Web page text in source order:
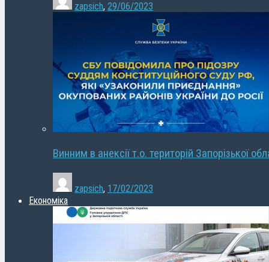
zapsich, 29/06/2023
Винним в анексії т.о. територій Запорізької
zapsich, 17/02/2023
Економіка